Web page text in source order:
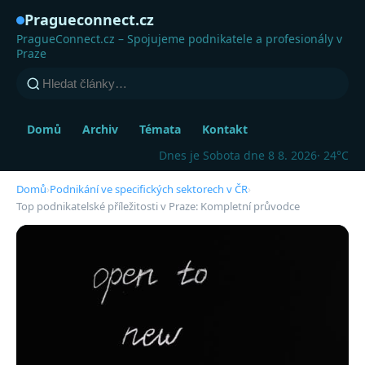
Pragueconnect.cz
PragueConnect.cz – Spojujeme podnikatele a profesionály v
Praze
Domů Archiv Témata
Kontakt
Dnes je Sobota dne 8 8. 2026· 24°C
Domů›Podnikání ve specifických sektorech v ČR›
Top podnikatelské příležitosti v Praze: Kompletní průvodce